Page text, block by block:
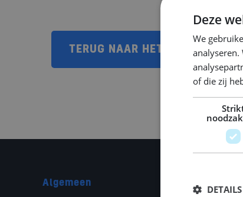
TERUG NAAR HET OVERZICHT
Algemeen
Deze
We
of die zij